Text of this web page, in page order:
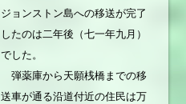
ジョンストン島への移送が完了
したのは二年後（七一年九月）
でした。
弾薬庫から天願桟橋までの移
送車が通る沿道付近の住民は万